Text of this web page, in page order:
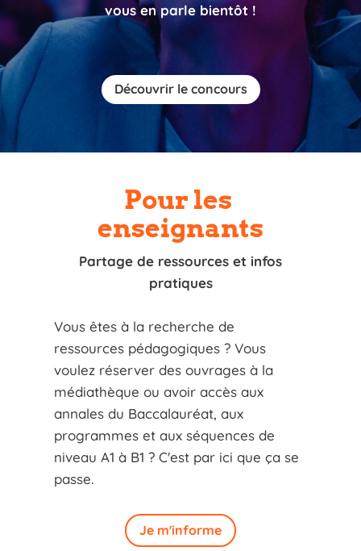
vous en parle bientôt !
Découvrir le concours
Pour les
enseignants
Partage de ressources et infos
pratiques
Vous êtes à la recherche de
ressources pédagogiques ? Vous
voulez réserver des ouvrages à la
médiathèque ou avoir accès aux
annales du Baccalauréat, aux
programmes et aux séquences de
niveau A1 à B1 ? C'est par ici que ça se
passe.
Je m'informe